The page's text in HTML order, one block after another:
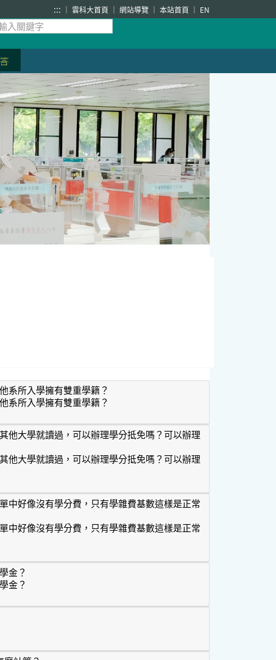
::: 雲科大首頁 網站導覽 本站首頁 EN
系所入學擁有雙重學籍？
系所入學擁有雙重學籍？
他系所入學擁有雙重學籍？
他大學就讀過，可以辦理學分抵免嗎？可以辦理
他大學就讀過，可以辦理學分抵免嗎？可以辦理
其他大學就讀過，可以辦理學分抵免嗎？可以辦理提高編級嗎？
中好像沒有學分費，只有學雜費基數這樣是正常
中好像沒有學分費，只有學雜費基數這樣是正常
單中好像沒有學分費，只有學雜費基數這樣是正常嗎？
金？
金？
學金？